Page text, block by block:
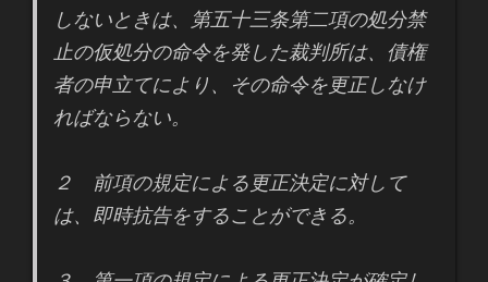
しないときは、第五十三条第二項の処分禁
止の仮処分の命令を発した裁判所は、債権
者の申立てにより、その命令を更正しなけ
ればならない。
２ 前項の規定による更正決定に対して
は、即時抗告をすることができる。